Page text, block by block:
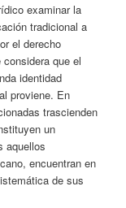
examinar la
tradicional a
el derecho
que el
identidad
proviene. En
trascienden
un
aquellos
encuentran en
de sus